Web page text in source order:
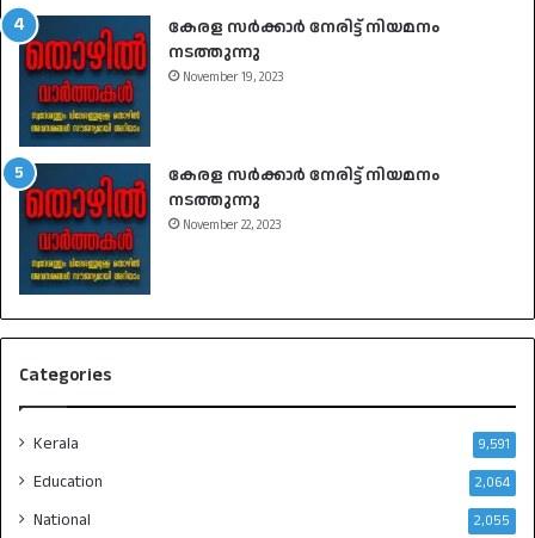
കേരള സർക്കാർ നേരിട്ട് നിയമനം
നടത്തുന്നു
November 19, 2023
കേരള സർക്കാർ നേരിട്ട് നിയമനം
നടത്തുന്നു
November 22, 2023
Categories
Kerala 9,591
Education 2,064
National 2,055